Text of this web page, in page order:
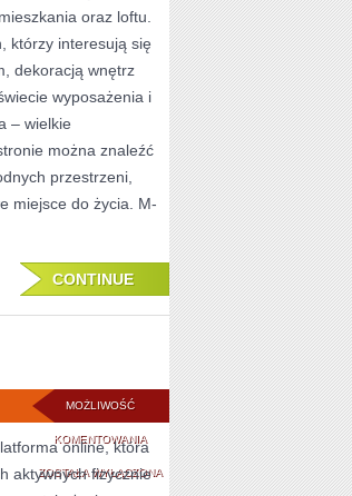
–
WIELKIE
ROZWIĄZANIA
oraz loftu.
którzy interesują się
dekoracją wnętrz
wyposażenia i
– wielkie
można znaleźć
przestrzeni,
miejsce do życia. M-
CONTINUE
MOŻLIWOŚĆ
KOMENTOWANIAAKCESORIA
I
ZOSTAŁA WYŁĄCZONA
online, która
aktywnych fizycznie